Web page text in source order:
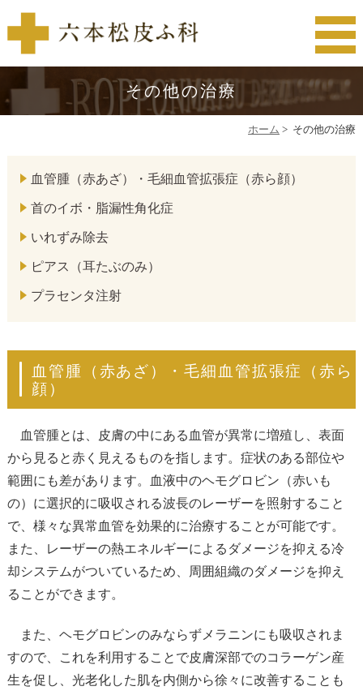
その他の治療
ホーム > その他の治療
血管腫（赤あざ）・毛細血管拡張症（赤ら顔）
首のイボ・脂漏性角化症
いれずみ除去
ピアス（耳たぶのみ）
プラセンタ注射
血管腫（赤あざ）・毛細血管拡張症（赤ら
顔）
血管腫とは、皮膚の中にある血管が異常に増殖し、表面
から見ると赤く見えるものを指します。症状のある部位や
範囲にも差があります。血液中のヘモグロビン（赤いも
の）に選択的に吸収される波長のレーザーを照射すること
で、様々な異常血管を効果的に治療することが可能です。
また、レーザーの熱エネルギーによるダメージを抑える冷
却システムがついているため、周囲組織のダメージを抑え
ることができます。
また、ヘモグロビンのみならずメラニンにも吸収されま
すので、これを利用することで皮膚深部でのコラーゲン産
生を促し、光老化した肌を内側から徐々に改善することも